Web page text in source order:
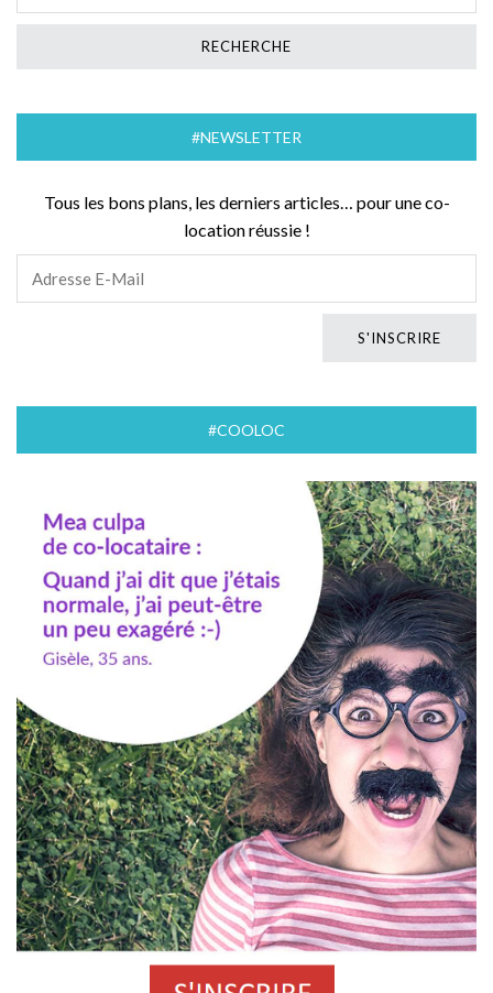
#NEWSLETTER
Tous les bons plans, les derniers articles… pour une co-
location réussie !
#COOLOC